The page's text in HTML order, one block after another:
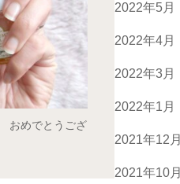
めでとうござ
2022年5月
2022年4月
2022年3月
2022年1月
2021年12月
2021年10月